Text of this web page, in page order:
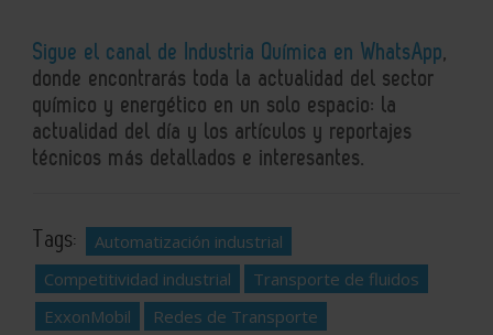
Sigue el canal de Industria Química en WhatsApp,
donde encontrarás toda la actualidad del sector
químico y energético en un solo espacio: la
actualidad del día y los artículos y reportajes
técnicos más detallados e interesantes.
Tags:
Automatización industrial
Competitividad industrial
Transporte de fluidos
ExxonMobil
Redes de Transporte